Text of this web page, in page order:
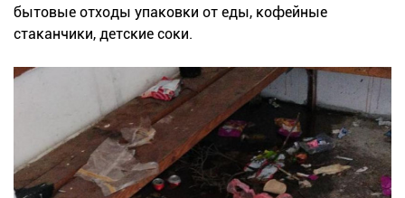
бытовые отходы упаковки от еды, кофейные
стаканчики, детские соки.